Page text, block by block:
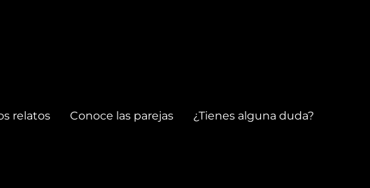
relatos Conoce las parejas ¿Tienes alguna duda?